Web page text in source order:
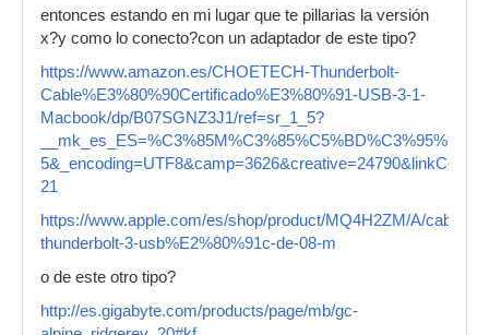
entonces estando en mi lugar que te pillarias la versión
x?y como lo conecto?con un adaptador de este tipo?
https://www.amazon.es/CHOETECH-Thunderbolt-
Cable%E3%80%90Certificado%E3%80%91-USB-3-1-
Macbook/dp/B07SGNZ3J1/ref=sr_1_5?
21
https://www.apple.com/es/shop/product/MQ4H2ZM/A/cable-
thunderbolt-3-usb%E2%80%91c-de-08-m
o de este otro tipo?
http://es.gigabyte.com/products/page/mb/gc-